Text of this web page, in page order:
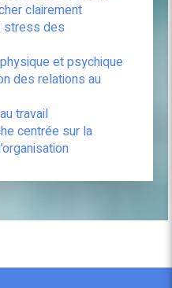
clairement
stress des
et psychique
des relations au
travail
centrée sur la